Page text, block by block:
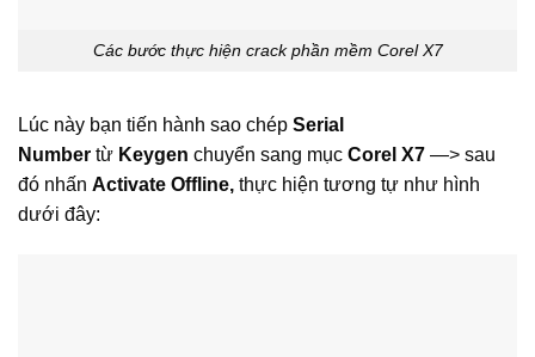
Các bước thực hiện crack phần mềm Corel X7
Lúc này bạn tiến hành sao chép Serial
Number từ Keygen chuyển sang mục Corel X7 —> sau
đó nhấn Activate Offline, thực hiện tương tự như hình
dưới đây: